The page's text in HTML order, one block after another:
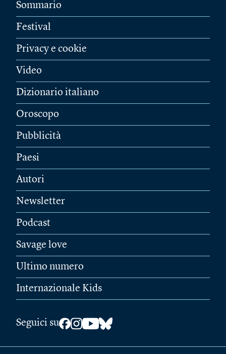
Sommario
Festival
Privacy e cookie
Video
Dizionario italiano
Oroscopo
Pubblicità
Paesi
Autori
Newsletter
Podcast
Savage love
Ultimo numero
Internazionale Kids
Seguici su